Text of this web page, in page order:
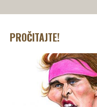
PROČITAJTE!